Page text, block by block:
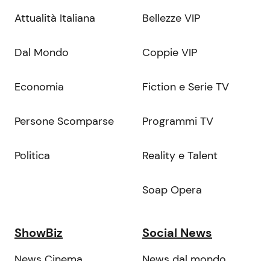
Attualità Italiana
Dal Mondo
Economia
Persone Scomparse
Politica
Bellezze VIP
Coppie VIP
Fiction e Serie TV
Programmi TV
Reality e Talent
Soap Opera
ShowBiz Social News